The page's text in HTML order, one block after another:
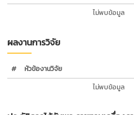
ไม่พบข้อมูล
ผลงานการวิจัย
# หัวข้องานวิจัย
ไม่พบข้อมูล